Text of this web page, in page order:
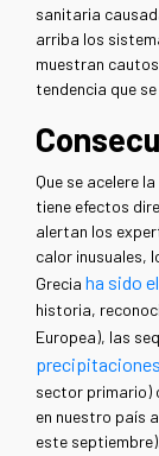
sanitaria
arriba los
muestran
tendencia que se
Que se acelere
tiene efectos
alertan los
calor inusuales,
Grecia ha sido
historia,
Europea), las
sector primario)
en nuestro país
este septiembre).